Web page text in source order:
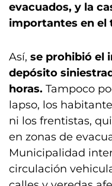
evacuados, y la
importantes en el
Así, se prohibió el
depósito
horas. Tampoco
lapso, los
ni los frentistas,
en zonas de
Municipalidad
circulación